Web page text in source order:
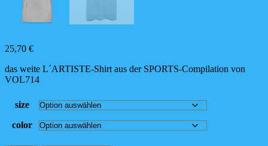
25,70 €
das weite L´ARTISTE-Shirt aus der SPORTS-Compilation von
VOL714
size
color